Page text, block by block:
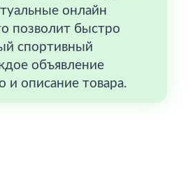
онлайн
позволит быстро
спортивный
объявление
и описание товара.